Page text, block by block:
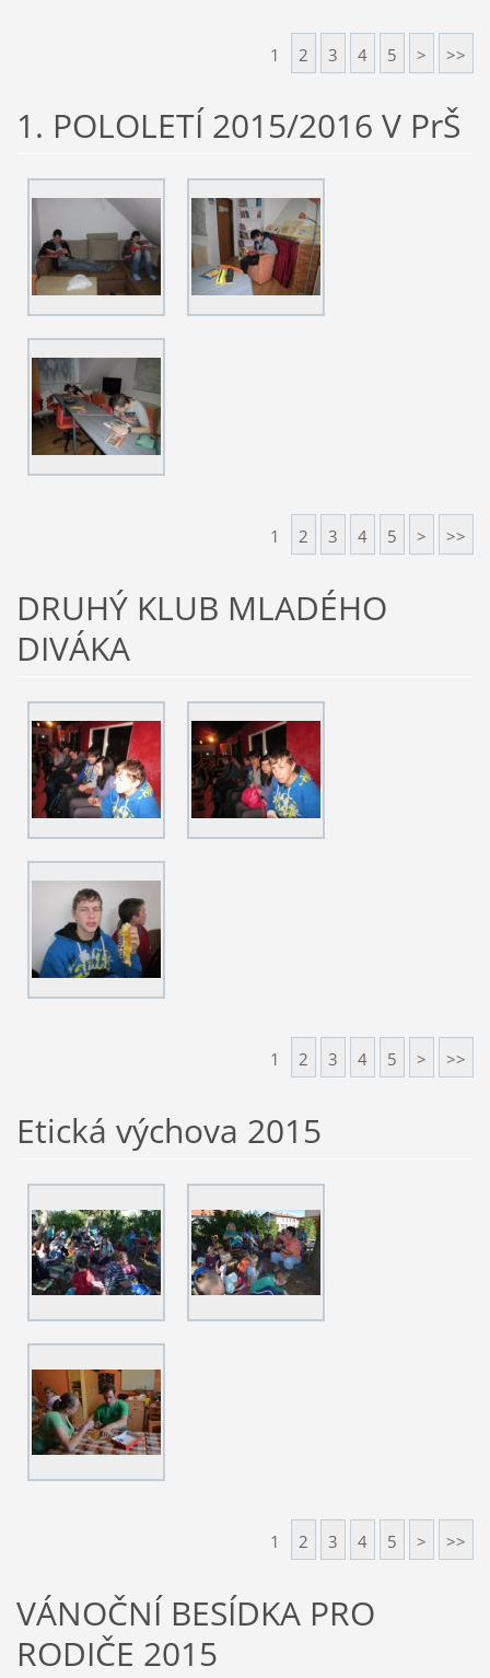
1 2 3 4 5 > >>
1. POLOLETÍ 2015/2016 V PrŠ
1 2 3 4 5 > >>
DRUHÝ KLUB MLADÉHO
DIVÁKA
1 2 3 4 5 > >>
Etická výchova 2015
1 2 3 4 5 > >>
VÁNOČNÍ BESÍDKA PRO
RODIČE 2015